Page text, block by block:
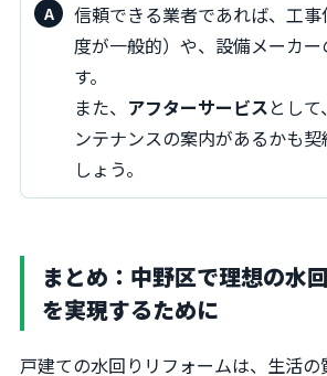
信頼できる業者であれば、工事保証（1～5年程
度が一般的）や、設備メーカ
す。
また、 アフターサービスとし
ンテナンスの案内があるかも
しょう。
まとめ：中野区で理想の水
を実現するために
戸建ての水回りリフォームは、生活